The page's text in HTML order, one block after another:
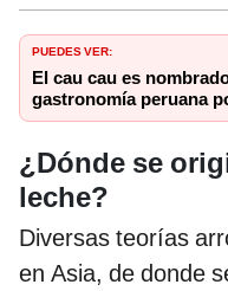
PUEDES VER:
El cau cau es
gastronomía peruana
¿Dónde se
leche?
Diversas teorías
en Asia, de donde